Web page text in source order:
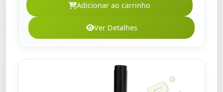
Adicionar ao carrinho
Ver Detalhes